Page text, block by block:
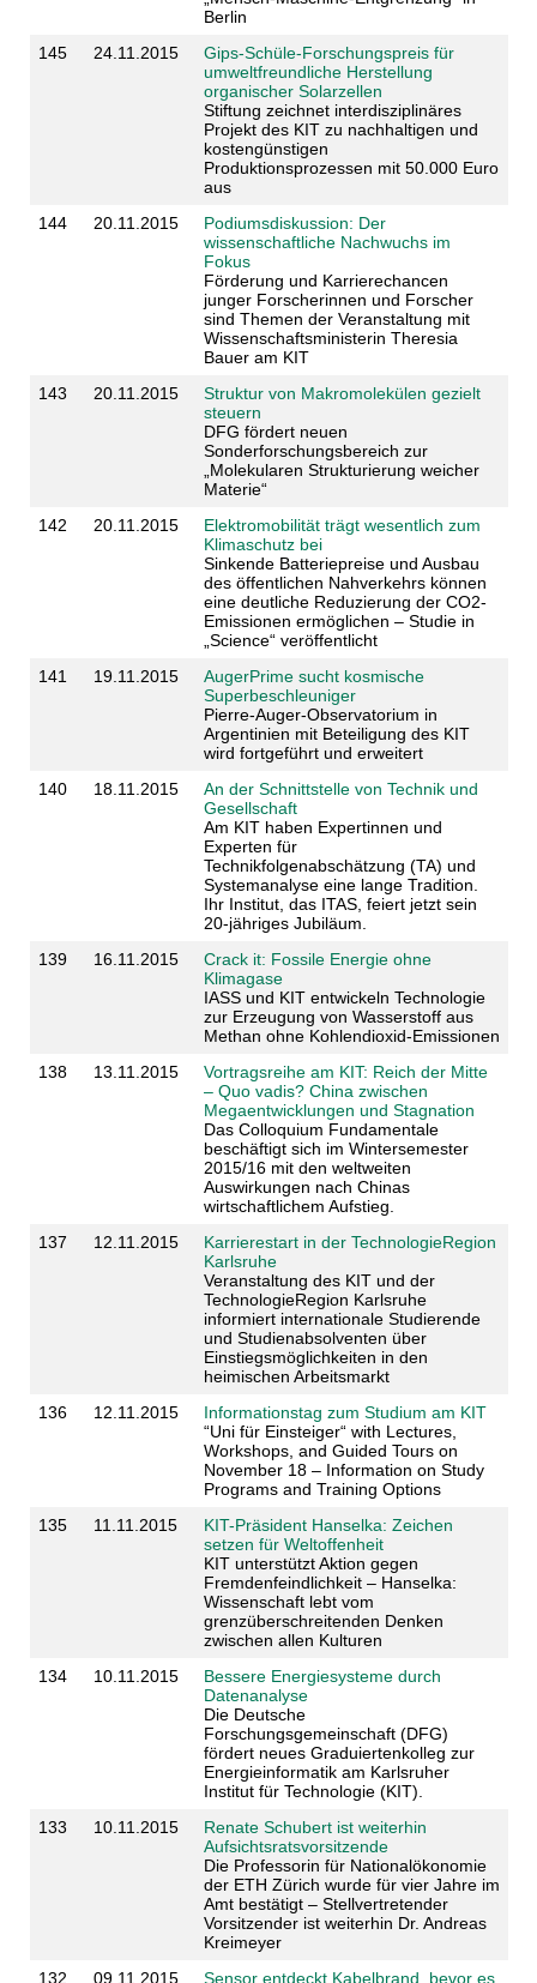
Berlin
145
24.11.2015
Gips-Schüle-Forschungspreis für
umweltfreundliche Herstellung
organischer Solarzellen
Stiftung zeichnet interdisziplinäres
Projekt des KIT zu nachhaltigen und
kostengünstigen
Produktionsprozessen mit 50.000 Euro
aus
144
20.11.2015
Podiumsdiskussion: Der
wissenschaftliche Nachwuchs im
Fokus
Förderung und Karrierechancen
junger Forscherinnen und Forscher
sind Themen der Veranstaltung mit
Wissenschaftsministerin Theresia
Bauer am KIT
143
20.11.2015
Struktur von Makromolekülen gezielt
steuern
DFG fördert neuen
Sonderforschungsbereich zur
„Molekularen Strukturierung weicher
Materie“
142
20.11.2015
Elektromobilität trägt wesentlich zum
Klimaschutz bei
Sinkende Batteriepreise und Ausbau
des öffentlichen Nahverkehrs können
eine deutliche Reduzierung der CO2-
Emissionen ermöglichen – Studie in
„Science“ veröffentlicht
141
19.11.2015
AugerPrime sucht kosmische
Superbeschleuniger
Pierre-Auger-Observatorium in
Argentinien mit Beteiligung des KIT
wird fortgeführt und erweitert
140
18.11.2015
An der Schnittstelle von Technik und
Gesellschaft
Am KIT haben Expertinnen und
Experten für
Technikfolgenabschätzung (TA) und
Systemanalyse eine lange Tradition.
Ihr Institut, das ITAS, feiert jetzt sein
20-jähriges Jubiläum.
139
16.11.2015
Crack it: Fossile Energie ohne
Klimagase
IASS und KIT entwickeln Technologie
zur Erzeugung von Wasserstoff aus
Methan ohne Kohlendioxid-Emissionen
138
13.11.2015
Vortragsreihe am KIT: Reich der Mitte
– Quo vadis? China zwischen
Megaentwicklungen und Stagnation
Das Colloquium Fundamentale
beschäftigt sich im Wintersemester
2015/16 mit den weltweiten
Auswirkungen nach Chinas
wirtschaftlichem Aufstieg.
137
12.11.2015
Karrierestart in der TechnologieRegion
Karlsruhe
Veranstaltung des KIT und der
TechnologieRegion Karlsruhe
informiert internationale Studierende
und Studienabsolventen über
Einstiegsmöglichkeiten in den
heimischen Arbeitsmarkt
136
12.11.2015
Informationstag zum Studium am KIT
“Uni für Einsteiger“ with Lectures,
Workshops, and Guided Tours on
November 18 – Information on Study
Programs and Training Options
135
11.11.2015
KIT-Präsident Hanselka: Zeichen
setzen für Weltoffenheit
KIT unterstützt Aktion gegen
Fremdenfeindlichkeit – Hanselka:
Wissenschaft lebt vom
grenzüberschreitenden Denken
zwischen allen Kulturen
134
10.11.2015
Bessere Energiesysteme durch
Datenanalyse
Die Deutsche
Forschungsgemeinschaft (DFG)
fördert neues Graduiertenkolleg zur
Energieinformatik am Karlsruher
Institut für Technologie (KIT).
133
10.11.2015
Renate Schubert ist weiterhin
Aufsichtsratsvorsitzende
Die Professorin für Nationalökonomie
der ETH Zürich wurde für vier Jahre im
Amt bestätigt – Stellvertretender
Vorsitzender ist weiterhin Dr. Andreas
Kreimeyer
132
09.11.2015 Sensor entdeckt Kabelbrand, bevor es